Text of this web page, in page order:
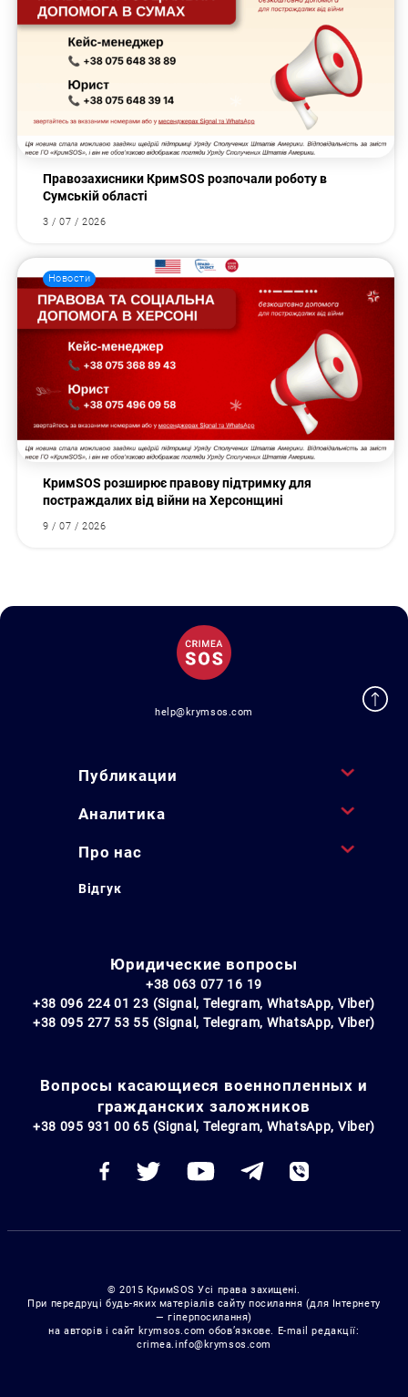
Правозахисники КримSOS розпочали роботу в
Сумській області
3 / 07 / 2026
Новости
КримSOS розширює правову підтримку для
постраждалих від війни на Херсонщині
9 / 07 / 2026
help@krymsos.com
Публикации
Аналитика
Про нас
Відгук
Юридические вопросы
+38 063 077 16 19
+38 096 224 01 23 (Signal, Telegram, WhatsApp, Viber)
+38 095 277 53 55 (Signal, Telegram, WhatsApp, Viber)
Вопросы касающиеся военнопленных и
гражданских заложников
+38 095 931 00 65 (Signal, Telegram, WhatsApp, Viber)
© 2015 КримSOS Усі права захищені.
При передруці будь-яких матеріалів сайту посилання (для Інтернету
— гіперпосилання)
на авторів і сайт krymsos.com обов’язкове. E-mail редакції:
crimea.info@krymsos.com